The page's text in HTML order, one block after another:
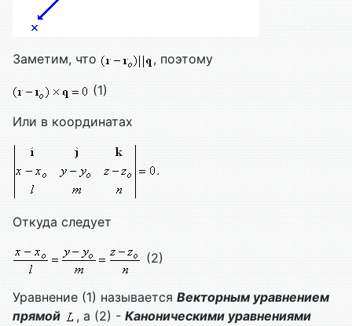
Заметим, что
, поэтому
(1)
Или в координатах
.
Откуда следует
(2)
Уравнение (1) называется Векторным уравнением
прямой
, а (2) - Каноническими уравнениями